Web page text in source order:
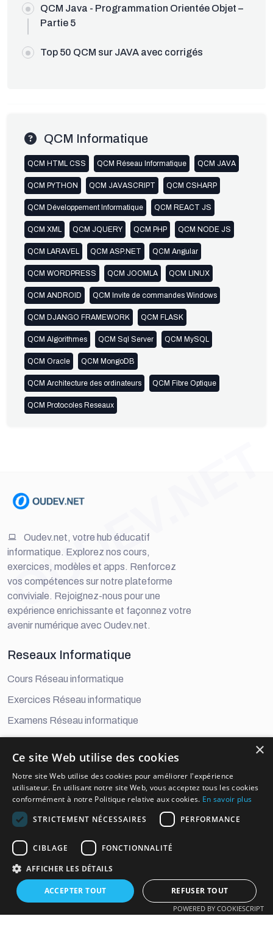
OUDEV.NET
QCM Java - Programmation Orientée Objet –
Partie 5
Top 50 QCM sur JAVA avec corrigés
QCM Informatique
QCM HTML CSS QCM Réseau Informatique QCM JAVA
QCM PYTHON QCM JAVASCRIPT QCM CSHARP
QCM Développement Informatique QCM REACT JS
QCM XML QCM JQUERY QCM PHP QCM NODE JS
QCM LARAVEL QCM ASP.NET QCM Angular
QCM WORDPRESS QCM JOOMLA QCM LINUX
QCM ANDROID QCM Invite de commandes Windows
QCM DJANGO FRAMEWORK QCM FLASK
QCM Algorithmes QCM Sql Server QCM MySQL
QCM Oracle QCM MongoDB
QCM Architecture des ordinateurs QCM Fibre Optique
QCM Protocoles Reseaux
Oudev.net, votre hub éducatif
informatique. Explorez nos cours,
exercices, modèles et apps. Renforcez
vos compétences sur notre plateforme
conviviale. Rejoignez-nous pour une
expérience enrichissante et façonnez votre
avenir numérique avec Oudev.net.
Reseaux Informatique
Cours Réseau informatique
Exercices Réseau informatique
Examens Réseau informatique
Developement Digital
Cours Développement Digital
Exercices Développement Digital
Examens Développement Digital
informations officielles
oudevnet@gmail.com
MA : +2126 05 87 58 67
×
Ce site Web utilise des cookies
Notre site Web utilise des cookies pour améliorer l'expérience
utilisateur. En utilisant notre site Web, vous acceptez tous les cookies
conformément à notre Politique relative aux cookies. En savoir plus
STRICTEMENT NÉCESSAIRES
PERFORMANCE
CIBLAGE FONCTIONNALITÉ
AFFICHER LES DÉTAILS
ACCEPTER TOUT REFUSER TOUT
POWERED BY COOKIESCRIPT